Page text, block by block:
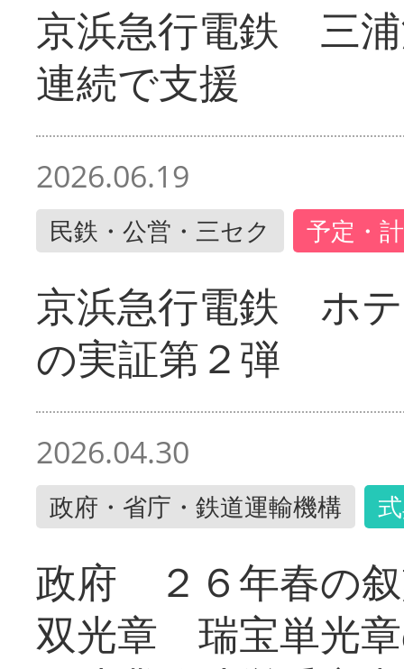
京浜急行電鉄 三
連続で支援
2026.06.19
民鉄・公営・三セク 予定・
京浜急行電鉄 ホ
の実証第２弾
2026.04.30
政府・省庁・鉄道運輸機構
政府 ２６年春の
双光章 瑞宝単光